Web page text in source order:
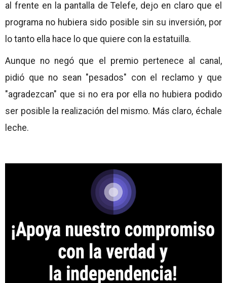
al frente en la pantalla de Telefe, dejo en claro que el
programa no hubiera sido posible sin su inversión, por
lo tanto ella hace lo que quiere con la estatuilla.
Aunque no negó que el premio pertenece al canal,
pidió que no sean "pesados" con el reclamo y que
"agradezcan" que si no era por ella no hubiera podido
ser posible la realización del mismo. Más claro, échale
leche.